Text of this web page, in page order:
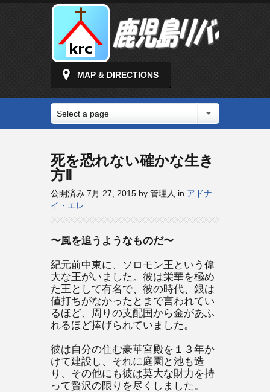
MAP & DIRECTIONS
Select a page
死を恐れない確かな生き
方Ⅱ
公開済み 7月 27, 2015 by 管理人 in アドナ
イ・エレ
〜風を追うようなものだ〜
紀元前中東に、ソロモン王という偉
大な王がいました。彼は栄華を極め
た王として有名で、彼の時代、銀は
値打ちがなかったとまで言われてい
るほど、周りの支配国から金があふ
れるほど捧げられていました。
彼は自分の住む豪華宮殿を１３年か
けて建設し、それに庭園と池も造
り、その他にも彼は莫大な財力を持
って贅沢の限りを尽くしました。